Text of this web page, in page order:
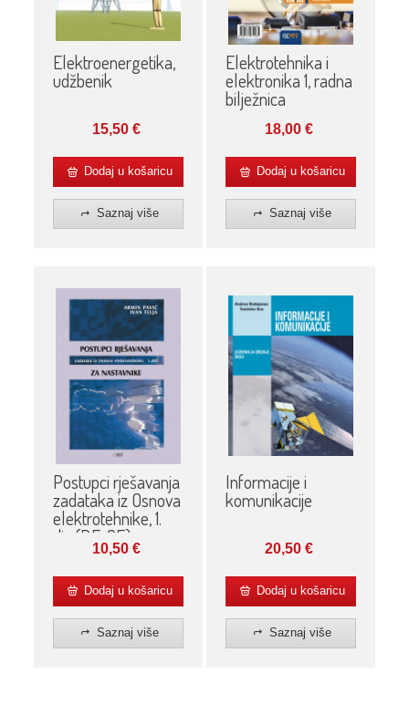
Elektroenergetika,
udžbenik
15,50€
Dodaj u košaricu
Saznaj više
Elektrotehnika i
elektronika 1, radna
bilježnica
18,00€
Dodaj u košaricu
Saznaj više
Postupci rješavanja
zadataka iz Osnova
elektrotehnike, 1.
dio (P,F: OE)
10,50€
Dodaj u košaricu
Saznaj više
Informacije i
komunikacije
20,50€
Dodaj u košaricu
Saznaj više